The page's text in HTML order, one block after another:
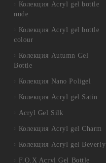
Колекция Acryl gel bottle
nude
Колекция Acryl gel bottle
colour
Колекция Autumn Gel
Bottle
Колекция Nano Poligel
Колекция Acryl gel Satin
Acryl Gel Silk
Колекция Acryl gel Charm
Колекция Acryl gel Beverly
F.O.X Acryl Gel Bottle